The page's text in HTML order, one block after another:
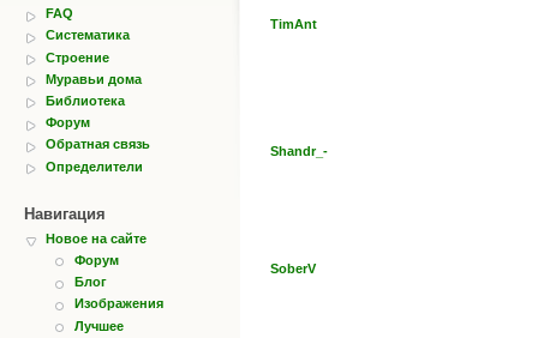
FAQ
Систематика
Строение
Муравьи дома
Библиотека
Форум
Обратная связь
Определители
Навигация
Новое на сайте
Форум
Блог
Изображения
Лучшее
TimAnt
Shandr_-
SoberV